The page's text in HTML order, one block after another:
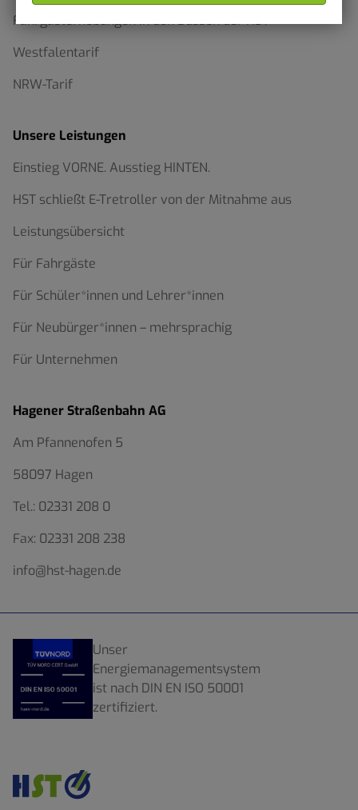
Fahrgasterhebungen in den Bussen der HST
Westfalentarif
NRW-Tarif
Unsere Leistungen
Einstieg VORNE. Ausstieg HINTEN.
HST schließt E-Tretroller von der Mitnahme aus
Leistungsübersicht
Für Fahrgäste
Für Schüler*innen und Lehrer*innen
Für Neubürger*innen – mehrsprachig
Für Unternehmen
Hagener Straßenbahn AG
Am Pfannenofen 5
58097 Hagen
Tel.: 02331 208 0
Fax: 02331 208 238
info@hst-hagen.de
Unser
Energiemanagementsystem
ist nach DIN EN ISO 50001
zertifiziert.